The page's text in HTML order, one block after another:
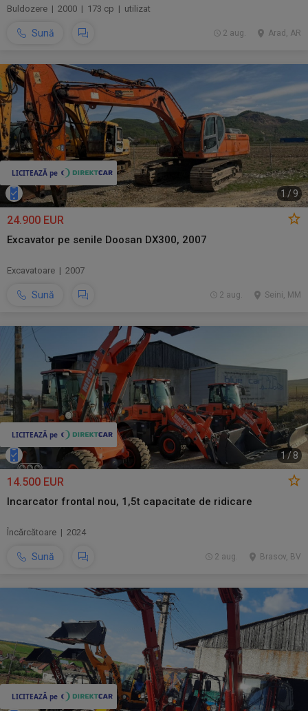
Buldozere | 2000 | 173 cp | utilizat
Sună Arad, AR
2 aug.
1 / 9
24.900 EUR
Excavator pe senile Doosan DX300, 2007
Excavatoare | 2007
Sună Seini, MM
2 aug.
1/ 8
14.500 EUR
Incarcator frontal nou, 1,5t capacitate de ridicare
Încărcătoare | 2024
Sună Brasov, BV
2 aug.